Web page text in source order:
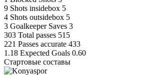
9 Shots insidebox 5
4 Shots outsidebox 5
3 Goalkeeper Saves 3
303 Total passes 515
221 Passes accurate 433
1.18 Expected Goals 0.60
Стартовые составы